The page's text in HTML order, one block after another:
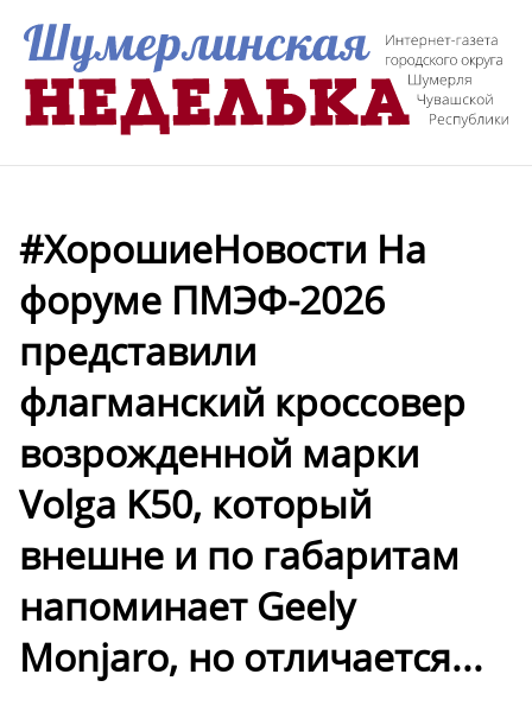
#ХорошиеНовости На
форуме ПМЭФ-2026
представили
флагманский кроссовер
возрожденной марки
Volga K50, который
внешне и по габаритам
напоминает Geely
Monjaro, но отличается...